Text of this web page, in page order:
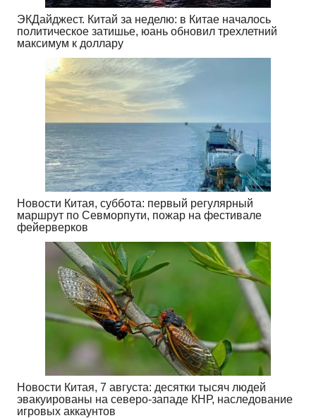
ЭКДайджест. Китай за неделю: в Китае началось
политическое затишье, юань обновил трехлетний
максимум к доллару
Новости Китая, суббота: первый регулярный
маршрут по Севморпути, пожар на фестивале
фейерверков
Новости Китая, 7 августа: десятки тысяч людей
эвакуированы на северо-западе КНР, наследование
игровых аккаунтов